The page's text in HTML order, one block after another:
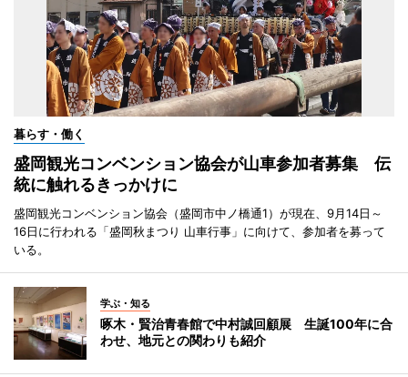
暮らす・働く
盛岡観光コンベンション協会が山車参加者募集 伝
統に触れるきっかけに
盛岡観光コンベンション協会（盛岡市中ノ橋通1）が現在、9月14日～
16日に行われる「盛岡秋まつり 山車行事」に向けて、参加者を募って
いる。
学ぶ・知る
啄木・賢治青春館で中村誠回顧展 生誕100年に合
わせ、地元との関わりも紹介